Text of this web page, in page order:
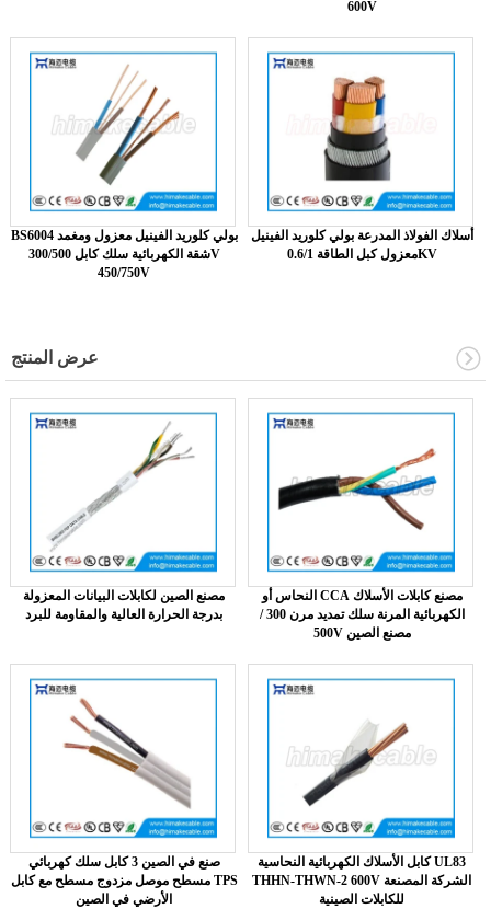
600V
BS6004 بولي كلوريد الفينيل معزول ومغمد
شقة الكهربائية سلك كابل 300/500V
450/750V
أسلاك الفولاذ المدرعة بولي كلوريد الفينيل
معزول كبل الطاقة 0.6/1KV
عرض المنتج
مصنع الصين لكابلات البيانات المعزولة
بدرجة الحرارة العالية والمقاومة للبرد
النحاس أو CCA مصنع كابلات الأسلاك
الكهربائية المرنة سلك تمديد مرن 300 /
500V مصنع الصين
صنع في الصين 3 كابل سلك كهربائي
مسطح موصل مزدوج مسطح مع كابل TPS
الأرضي في الصين
كابل الأسلاك الكهربائية النحاسية UL83
THHN-THWN-2 600V الشركة المصنعة
للكابلات الصينية